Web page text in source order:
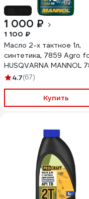
1 000 ₽
1 100 ₽
Mасло 2-х тактное 1л,
синтетика, 7859 Agro
HUSQVARNA MANNOL
1987
4.7(67)
Купить